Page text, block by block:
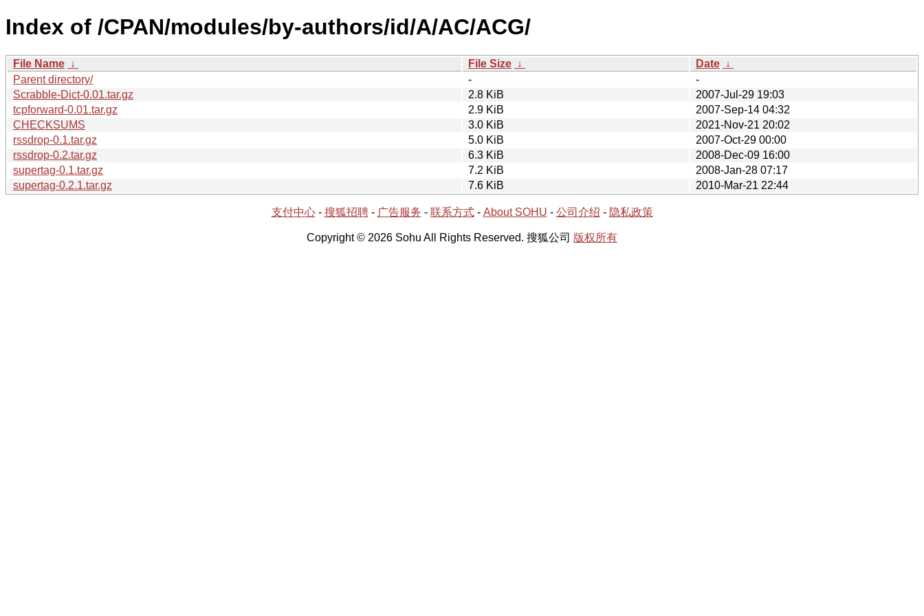
Index of /CPAN/modules/by-authors/id/A/AC/ACG/
File Name ↓ File Size ↓ Date ↓
Parent directory/
-
-
Scrabble-Dict-0.01.tar.gz
2.8 KiB
2007-Jul-29 19:03
tcpforward-0.01.tar.gz
2.9 KiB
2007-Sep-14 04:32
CHECKSUMS
3.0 KiB
2021-Nov-21 20:02
rssdrop-0.1.tar.gz
5.0 KiB
2007-Oct-29 00:00
rssdrop-0.2.tar.gz
6.3 KiB
2008-Dec-09 16:00
supertag-0.1.tar.gz
7.2 KiB
2008-Jan-28 07:17
supertag-0.2.1.tar.gz
7.6 KiB 2010-Mar-21 22:44
支付中心- 搜狐招聘- 广告服务 - 联系方式- About SOHU - 公司介绍 - 隐私政策
Copyright © 2026 Sohu All Rights Reserved. 搜狐公司 版权所有